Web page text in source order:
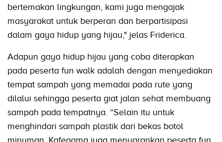
bertemakan lingkungan, kami juga mengajak
masyarakat untuk berperan dan berpartisipasi
dalam gaya hidup yang hijau," jelas Friderica.
Adapun gaya hidup hijau yang coba diterapkan
pada peserta fun walk adalah dengan menyediakan
tempat sampah yang memadai pada rute yang
dilalui sehingga peserta giat jalan sehat membuang
sampah pada tempatnya. “Selain itu untuk
menghindari sampah plastik dari bekas botol
minuman, Kafegama juga menyarankan peserta fun